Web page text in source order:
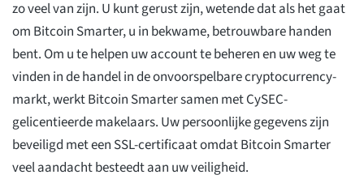
zo veel van zijn. U kunt gerust zijn, wetende dat als het gaat
om Bitcoin Smarter, u in bekwame, betrouwbare handen
bent. Om u te helpen uw account te beheren en uw weg te
vinden in de handel in de onvoorspelbare cryptocurrency-
markt, werkt Bitcoin Smarter samen met CySEC-
gelicentieerde makelaars. Uw persoonlijke gegevens zijn
beveiligd met een SSL-certificaat omdat Bitcoin Smarter
veel aandacht besteedt aan uw veiligheid.